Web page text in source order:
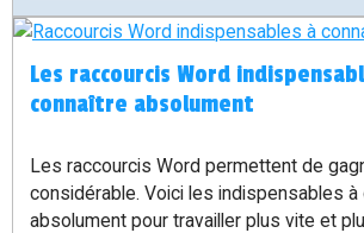
Firefox pour les réutiliser
Les raccourcis Word
connaître absolument
Les raccourcis Word permettent de
considérable. Voici les indispensables à
absolument pour travailler plus vite et